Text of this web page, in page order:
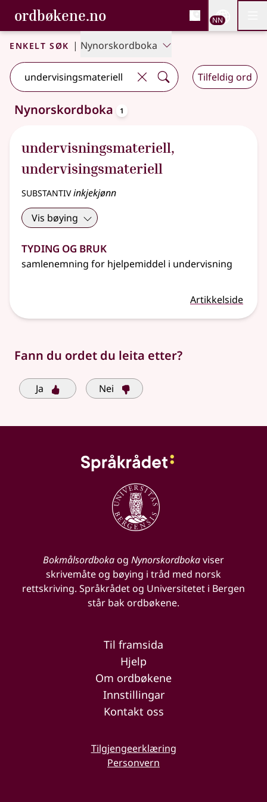
Gå til hovudinnhald
Tilgjenge
ordbøkene.no, Bokmålsordboka og
Bokmålsordboka og Nynorskordboka
NN
Enkelt søk | Nynorskordboka
Tilfeldig ord
Eitt treff.Ytterlegare søkjeforslag tilgjengelege
Nynorskordboka 1
undervisningsmateriell,
undervisingsmateriell
substantivinkjekjønn
Vis bøying
Tyding og bruk
samlenemning for hjelpemiddel i undervisning
Artikkelside
Fann du ordet du leita etter?
Ja Nei
Bokmålsordbokaog Nynorskordbokaviser
skrivemåte og bøying i tråd med norsk
rettskriving. Språkrådet og Universitetet i Bergen
står bak ordbøkene.
Til framsida
Hjelp
Om ordbøkene
Innstillingar
Kontakt oss
Tilgjengeerklæring
Personvern